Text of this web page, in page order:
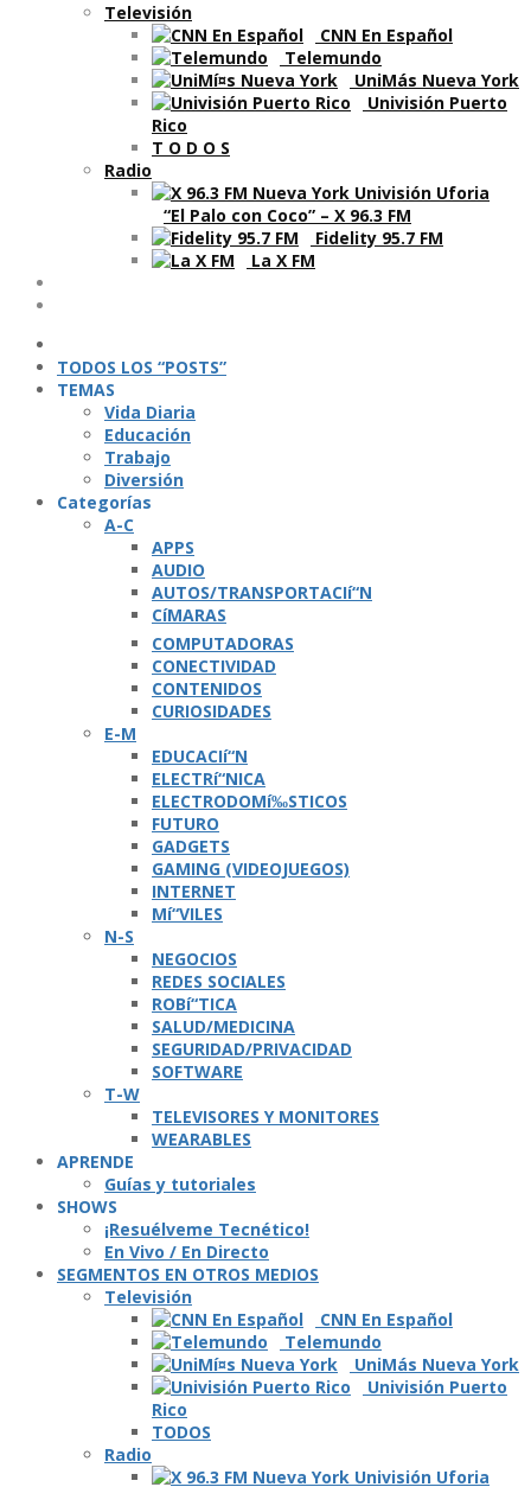
Televisión
CNN En Español
Telemundo
UniMás Nueva York
Univisión Puerto
Rico
T O D O S
Radio
“El Palo con Coco” – X 96.3 FM
Fidelity 95.7 FM
La X FM
TODOS LOS “POSTS”
TEMAS
Vida Diaria
Educación
Trabajo
Diversión
Categorí­as
A-C
APPS
AUDIO
AUTOS/TRANSPORTACIí“N
CíMARAS
COMPUTADORAS
CONECTIVIDAD
CONTENIDOS
CURIOSIDADES
E-M
EDUCACIí“N
ELECTRí“NICA
ELECTRODOMí‰STICOS
FUTURO
GADGETS
GAMING (VIDEOJUEGOS)
INTERNET
Mí“VILES
N-S
NEGOCIOS
REDES SOCIALES
ROBí“TICA
SALUD/MEDICINA
SEGURIDAD/PRIVACIDAD
SOFTWARE
T-W
TELEVISORES Y MONITORES
WEARABLES
APRENDE
Guí­as y tutoriales
SHOWS
¡Resuélveme Tecnético!
En Vivo / En Directo
SEGMENTOS EN OTROS MEDIOS
Televisión
CNN En Español
Telemundo
UniMás Nueva York
Univisión Puerto
Rico
TODOS
Radio